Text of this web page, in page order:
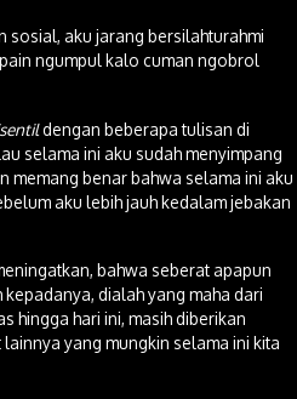
sosial, aku jarang bersilahturahmi
ngumpul kalo cuman ngobrol
dengan beberapa tulisan di
selama ini aku sudah menyimpang
memang benar bahwa selama ini aku
aku lebih jauh kedalam jebakan
bahwa seberat apapun
dialah yang maha dari
hingga hari ini, masih diberikan
yang mungkin selama ini kita